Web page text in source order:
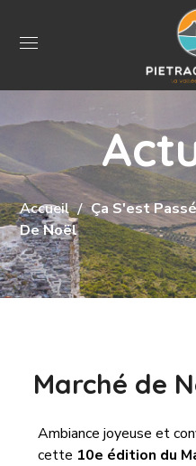
Accueil Ça S'est
De Noël
Marché de
Ambiance joyeuse et
cette 10e édition du